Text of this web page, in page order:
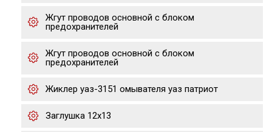
Жгут проводов основной с блоком
предохранителей
Жгут проводов основной с блоком
предохранителей
Жиклер уаз-3151 омывателя уаз патриот
Заглушка 12х13